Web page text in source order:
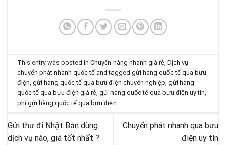
This entry was posted inChuyển hàng nhanh giá rẻ,Dịch vụ
chuyển phát nhanh quốc tế and taggedgửi hàng quốc tế qua bưu
điện,gửi hàng quốc tế qua bưu điện chuyên nghiệp,gửi hàng
quốc tế qua bưu điện giá rẻ,gửi hàng quốc tế qua bưu điện uy tín,
phí gửi hàng quốc tế qua bưu điện.
Gửi thư đi Nhật Bản dùng
dịch vụ nào, giá tốt nhất ?
Chuyển phát nhanh qua bưu
điện uy tín